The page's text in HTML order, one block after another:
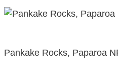
Pankake Rocks, Paparoa